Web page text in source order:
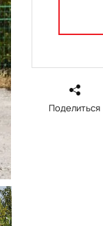
Поделиться